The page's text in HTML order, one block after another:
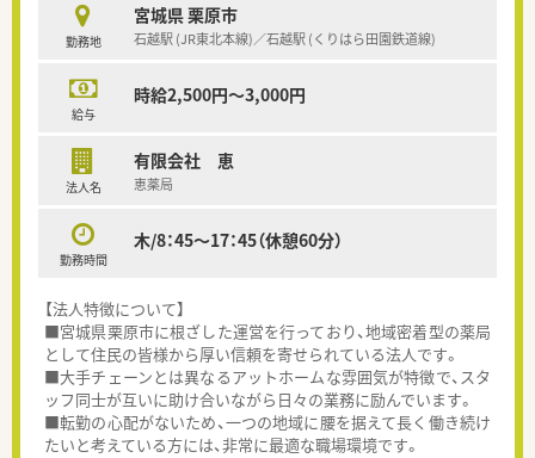
勤務地
宮城県 栗原市
石越駅 (JR東北本線)／石越駅 (くりはら田園鉄道線)
給与
時給2,500円～3,000円
法人名
有限会社 恵
恵薬局
勤務時間
木/8：45～17：45（休憩60分）
【法人特徴について】
■宮城県栗原市に根ざした運営を行っており、地域密着型の薬局
として住民の皆様から厚い信頼を寄せられている法人です。
■大手チェーンとは異なるアットホームな雰囲気が特徴で、スタ
ッフ同士が互いに助け合いながら日々の業務に励んでいます。
■転勤の心配がないため、一つの地域に腰を据えて長く働き続け
たいと考えている方には、非常に最適な職場環境です。